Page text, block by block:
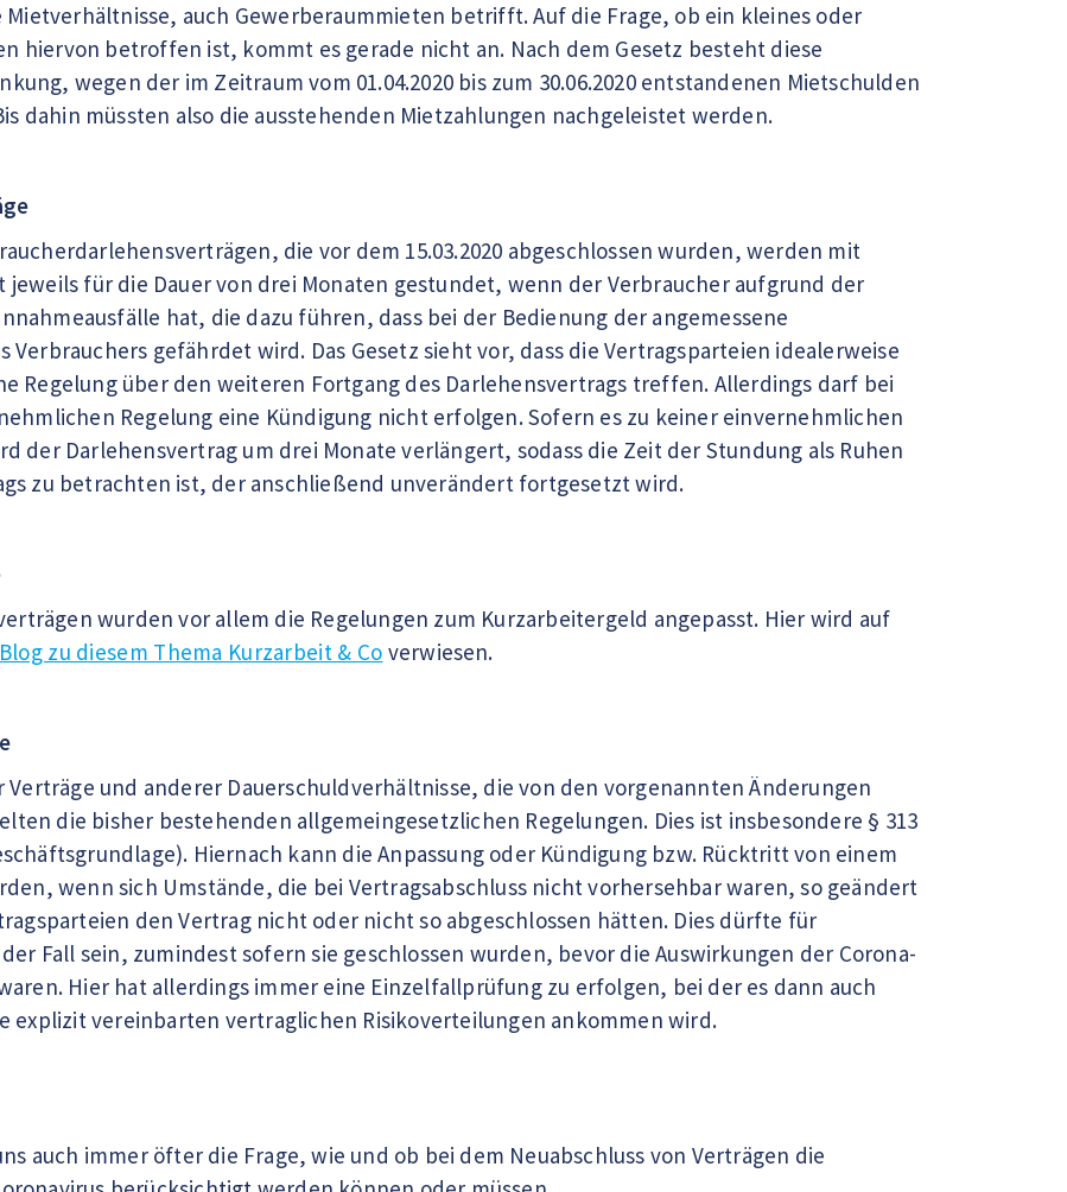
auch Gewerberaummieten betrifft. Auf die Frage, ob ein kleines oder
hiervon betroffen ist, kommt es gerade nicht an. Nach dem Gesetz besteht diese
wegen der im Zeitraum vom 01.04.2020 bis zum 30.06.2020 entstandenen Mietschulden
dahin müssten also die ausstehenden Mietzahlungen nachgeleistet werden.
die vor dem 15.03.2020 abgeschlossen wurden, werden mit
für die Dauer von drei Monaten gestundet, wenn der Verbraucher aufgrund der
hat, die dazu führen, dass bei der Bedienung der angemessene
Verbrauchers gefährdet wird. Das Gesetz sieht vor, dass die Vertragsparteien idealerweise
Regelung über den weiteren Fortgang des Darlehensvertrags treffen. Allerdings darf bei
Regelung eine Kündigung nicht erfolgen. Sofern es zu keiner einvernehmlichen
der Darlehensvertrag um drei Monate verlängert, sodass die Zeit der Stundung als Ruhen
zu betrachten ist, der anschließend unverändert fortgesetzt wird.
wurden vor allem die Regelungen zum Kurzarbeitergeld angepasst. Hier wird auf
zu diesem Thema Kurzarbeit & Co verwiesen.
und anderer Dauerschuldverhältnisse, die von den vorgenannten Änderungen
die bisher bestehenden allgemeingesetzlichen Regelungen. Dies ist insbesondere § 313
Hiernach kann die Anpassung oder Kündigung bzw. Rücktritt von einem
wenn sich Umstände, die bei Vertragsabschluss nicht vorhersehbar waren, so geändert
den Vertrag nicht oder nicht so abgeschlossen hätten. Dies dürfte für
Fall sein, zumindest sofern sie geschlossen wurden, bevor die Auswirkungen der Corona-
Hier hat allerdings immer eine Einzelfallprüfung zu erfolgen, bei der es dann auch
explizit vereinbarten vertraglichen Risikoverteilungen ankommen wird.
auch immer öfter die Frage, wie und ob bei dem Neuabschluss von Verträgen die